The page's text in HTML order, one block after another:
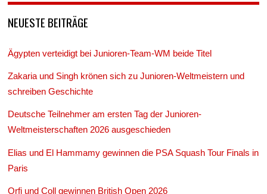
NEUESTE BEITRÄGE
Ägypten verteidigt bei Junioren-Team-WM beide Titel
Zakaria und Singh krönen sich zu Junioren-Weltmeistern und
schreiben Geschichte
Deutsche Teilnehmer am ersten Tag der Junioren-
Weltmeisterschaften 2026 ausgeschieden
Elias und El Hammamy gewinnen die PSA Squash Tour Finals in
Paris
Orfi und Coll gewinnen British Open 2026